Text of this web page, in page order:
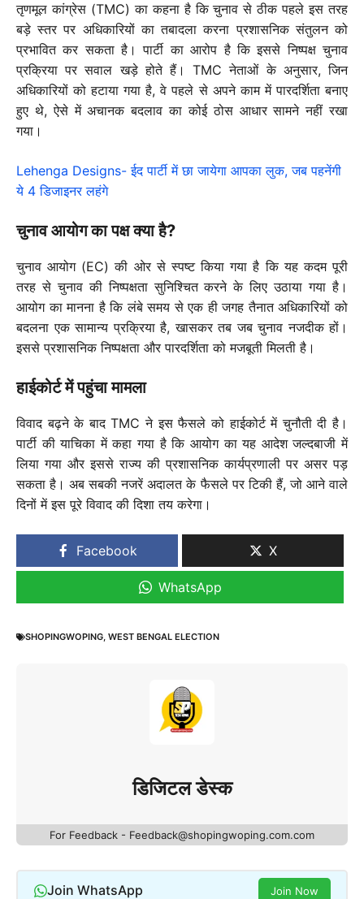
तृणमूल कांग्रेस (TMC) का कहना है कि चुनाव से ठीक पहले इस तरह
बड़े स्तर पर अधिकारियों का तबादला करना प्रशासनिक संतुलन को
प्रभावित कर सकता है। पार्टी का आरोप है कि इससे निष्पक्ष चुनाव
प्रक्रिया पर सवाल खड़े होते हैं। TMC नेताओं के अनुसार, जिन
अधिकारियों को हटाया गया है, वे पहले से अपने काम में पारदर्शिता बनाए
हुए थे, ऐसे में अचानक बदलाव का कोई ठोस आधार सामने नहीं रखा
गया।
Lehenga Designs- ईद पार्टी में छा जायेगा आपका लुक, जब पहनेंगी
ये 4 डिजाइनर लहंगे
चुनाव आयोग का पक्ष क्या है?
चुनाव आयोग (EC) की ओर से स्पष्ट किया गया है कि यह कदम पूरी
तरह से चुनाव की निष्पक्षता सुनिश्चित करने के लिए उठाया गया है।
आयोग का मानना है कि लंबे समय से एक ही जगह तैनात अधिकारियों को
बदलना एक सामान्य प्रक्रिया है, खासकर तब जब चुनाव नजदीक हों।
इससे प्रशासनिक निष्पक्षता और पारदर्शिता को मजबूती मिलती है।
हाईकोर्ट में पहुंचा मामला
विवाद बढ़ने के बाद TMC ने इस फैसले को हाईकोर्ट में चुनौती दी है।
पार्टी की याचिका में कहा गया है कि आयोग का यह आदेश जल्दबाजी में
लिया गया और इससे राज्य की प्रशासनिक कार्यप्रणाली पर असर पड़
सकता है। अब सबकी नजरें अदालत के फैसले पर टिकी हैं, जो आने वाले
दिनों में इस पूरे विवाद की दिशा तय करेगा।
Facebook X
WhatsApp
SHOPINGWOPING, WEST BENGAL ELECTION
डिजिटल डेस्क
For Feedback - Feedback@shopingwoping.com.com
Join WhatsApp Join Now